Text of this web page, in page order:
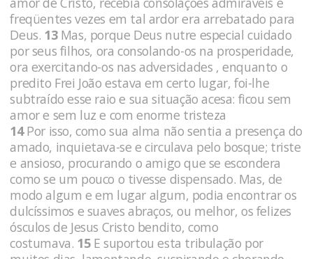
freqüentes vezes em tal ardor era arreba­tado para
Deus. 13Mas, porque Deus nutre especial cuidado
por seus filhos, ora consolando-os na prosperidade,
ora exercitando-os nas adversidades , enquanto o
predito Frei João estava em certo lugar, foi-lhe
subtraído esse raio e sua situação acesa: ficou sem
amor e sem luz e com enorme tristeza
14Por isso, como sua alma não sentia a presença do
amado, inquietava-se e circulava pelo bosque; triste
e ansioso, procurando o amigo que se escondera
como se um pouco o tivesse dispensado. Mas, de
modo algum e em lugar algum, podia encontrar os
dulcíssimos e suaves abraços, ou melhor, os felizes
ósculos de Jesus Cristo bendito, como
costumava. 15 E suportou esta tribula­ção por